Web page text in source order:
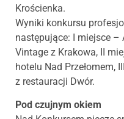
Krościenka.
Wyniki konkursu
następujące: I miejsce –
Vintage z Krakowa, II
hotelu Nad Przełomem,
z restauracji Dwór.
Pod czujnym okiem